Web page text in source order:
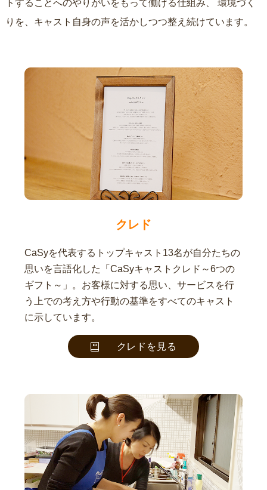
トすることへのやりがいをもって働ける仕組み、
りを、キャスト自身の声を活かしつつ整え続けています。
クレド
CaSyを代表するトップキャスト13名が自分たちの
思いを言語化した「CaSyキャストクレド～6つの
ギフト～」。お客様に対する思い、サービスを行
う上での考え方や行動の基準をすべてのキャスト
に示しています。
クレドを見る